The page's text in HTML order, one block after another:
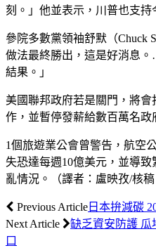
刻。」他並表示，川普也支持
參院多數黨領袖舒默（Chuck
做法最終勝出，這是好消息
結果。」
美國聯邦政府若是關門，將
作，並暫停發薪給數百萬名政
1個旅遊業公會曾警告，航空
失恐達每週10億美元，並導
亂情況。（譯者：盧映孜/核稿
Previous Article 日本拚減碳
Next Article
缺乏資安防護 瓜
口